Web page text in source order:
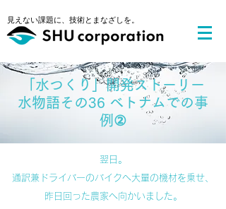
​見えない課題に、技術とまなざしを。
​「水つくり」開発ストーリー
水物語その36 ベトナムでの事
例②
翌日。
通訳兼ドライバーのバイクへ大量の機材を乗せ、
昨日回った農家へ向かいました。